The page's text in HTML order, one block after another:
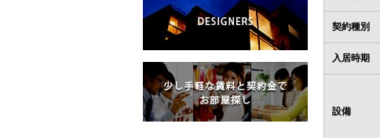
契約種別
入居時期
設備